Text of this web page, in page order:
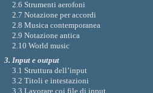
2.6 Strumenti aerofoni
2.7 Notazione per accordi
2.8 Musica contemporanea
2.9 Notazione antica
2.10 World music
3. Input e output
3.1 Struttura dell’input
3.2 Titoli e intestazioni
3.3 Lavorare coi file di input